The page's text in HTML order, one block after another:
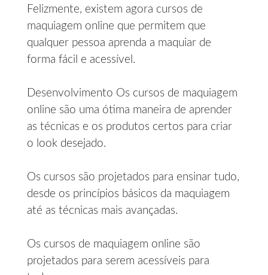
Felizmente, existem agora cursos de
maquiagem online que permitem que
qualquer pessoa aprenda a maquiar de
forma fácil e acessível.
Desenvolvimento Os cursos de maquiagem
online são uma ótima maneira de aprender
as técnicas e os produtos certos para criar
o look desejado.
Os cursos são projetados para ensinar tudo,
desde os princípios básicos da maquiagem
até as técnicas mais avançadas.
Os cursos de maquiagem online são
projetados para serem acessíveis para